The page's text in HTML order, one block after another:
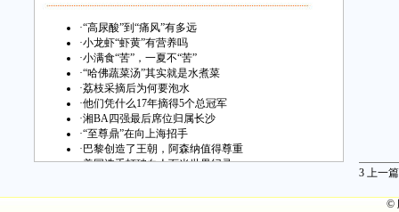
·“高尿酸”到“痛风”有多远
·小龙虾“虾黄”有营养吗
·小满食“苦”，一夏不“苦”
·“哈佛蔬菜汤”其实就是水煮菜
·荔枝采摘后为何要泡水
·他们凭什么17年摘得5个总冠军
·湘BA四强最后席位归属长沙
·“至尊鼎”在向上海招手
· 巴黎创造了王朝，阿森纳值得尊重
·美国选手打破白人百米世界纪录
3 上一篇
©